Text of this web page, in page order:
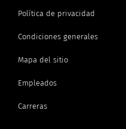
Política de privacidad
Condiciones generales
Mapa del sitio
Empleados
Carreras